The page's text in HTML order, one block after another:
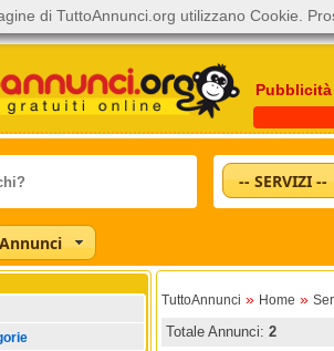
Pubblicità
-- SERVIZI --
TuttoAnnunci » Home »
Totale Annunci: 2
di TuttoAnnunci.org utilizzano Cookie.